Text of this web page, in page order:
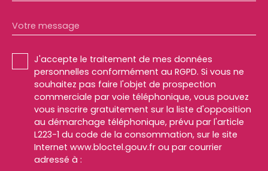
Votre message
J'accepte le traitement de mes données
personnelles conformément au RGPD. Si vous ne
souhaitez pas faire l'objet de prospection
commerciale par voie téléphonique, vous pouvez
vous inscrire gratuitement sur la liste d'opposition
au démarchage téléphonique, prévu par l'article
L223-1 du code de la consommation, sur le site
Internet www.bloctel.gouv.fr ou par courrier
adressé à :